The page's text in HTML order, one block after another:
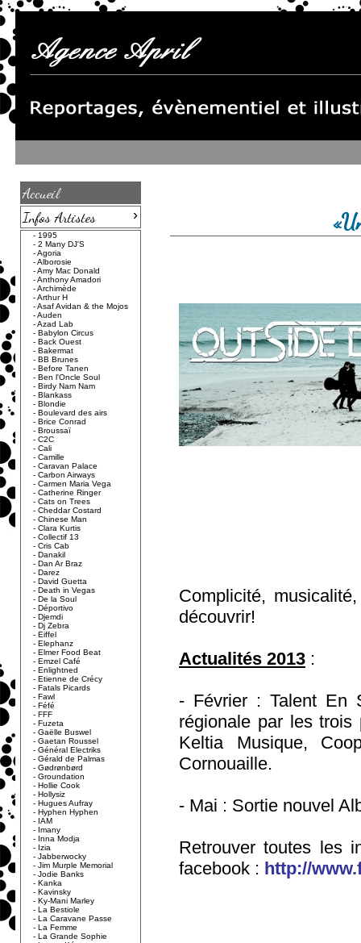
Accueil
Infos Artistes
›
- 1995
- 2 Many DJ'S
-Agoria
-Alborosie
-Amy Mac Donald
-Anthony Amadori
-Archimède
-Arthur H
-Asaf Avidan & the Mojos
-Auden
-Azad Lab
- Babylon Circus
- Back Ouest
- Bakermat
- BB Brunes
- Before Tanen
- Ben l'Oncle Soul
- Birdy Nam Nam
- Blankass
- Blondie
- Boulevard des airs
- Brice Conrad
- Broussaï
- C2C
- Cali
- Camille
- Caravan Palace
- Carbon Airways
- Carmen Maria Vega
- Catherine Ringer
- Cats on Trees
- Cheddar Costard
- Chinese Man
- Clara Kurtis
- Collectif 13
- Cris Cab
- Danakil
- Dan Ar Braz
- Darez
- David Guetta
- Death in Vegas
- De la Soul
- Déportivo
- Djemdi
- Dj Zebra
- Eiffel
- Elephanz
- Elmer Food Beat
- Emzel Café
- Enlightned
- Etienne de Crécy
- Fatals Picards
- Fawl
- Féfé
- FFF
- Fuzeta
- Gaëlle Buswel
- Gaetan Roussel
- Général Electriks
- Gérald de Palmas
- Gødrønbørd
- Groundation
- Hollie Cook
- Hollysiz
- Hugues Aufray
- Hyphen Hyphen
- IAM
- Imany
- Inna Modja
- Izia
- Jabberwocky
- Jim Murple Memorial
- Jodie Banks
- Kanka
- Kavinsky
- Ky-Mani Marley
- La Bestiole
- La Caravane Passe
- La Femme
- La Grande Sophie
Complicité,
découvrir!
Actualités 2013 :
- Février : Talent En
régionale par les
Keltia Musique,
Cornouaille.
- Mai : Sortie nouvel
Retrouver toutes les
facebook : http://